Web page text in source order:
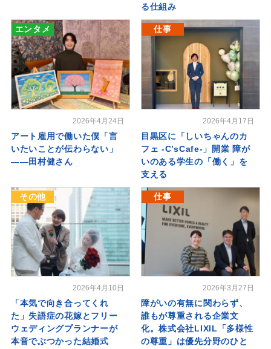
る仕組み
エンタメ
2026年4月24日
アート雇用で働いた僕「言
いたいことが伝わらない」
――田村健さん
仕事
2026年4月17日
目黒区に「しいちゃんのカ
フェ -C’sCafe-」開業 障が
いのある学生の「働く」を
支える
その他
2026年4月10日
「本気で向き合ってくれ
た」失語症の花嫁とフリー
ウェディングプランナーが
本音でぶつかった結婚式
仕事
2026年3月27日
障がいの有無に関わらず、
誰もが尊重される企業文
化。株式会社LIXIL「多様性
の尊重」は優先分野のひと